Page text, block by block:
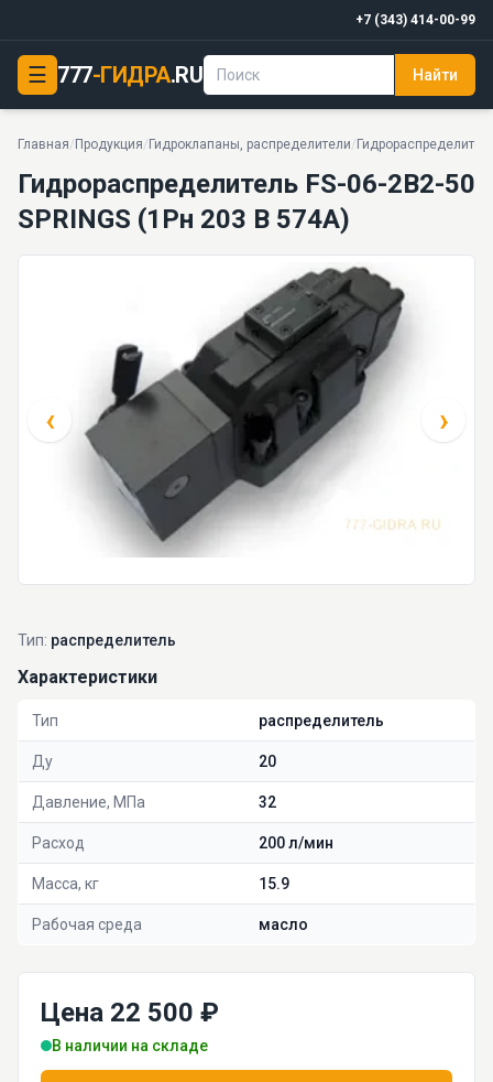
+7 (343) 414-00-99
☰ 777-ГИДРА.RU Найти
Главная/ Продукция/ Гидроклапаны, распределители/
Гидрораспределитель FS-06-2В2-50 SPRINGS (1Рн 203 В 574А) PDF
Гидрораспределитель FS-06-2В2-50
SPRINGS (1Рн 203 В 574А)
‹ ›
Тип: распределитель
Характеристики
Тип распределитель
Ду 20
Давление, МПа 32
Расход 200 л/мин
Масса, кг 15.9
Рабочая среда масло
Цена 22 500 ₽
В наличии на складе